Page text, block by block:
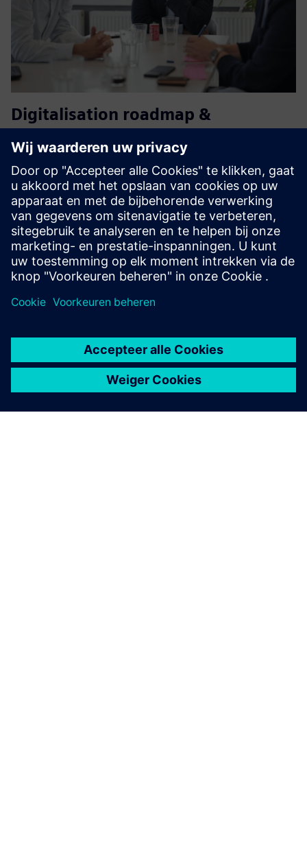
Digitalisation roadmap &
implementation
Maak een blauwdruk voor de data-architectuur en een
stappenplan en voer die vervolgens uit. Dit op maat
gemaakte stappenplan zal verschillende aspecten
omvatten, zoals het opzetten van een datawarehouse,
kostenraming, vereisten vo...
Meer informatie